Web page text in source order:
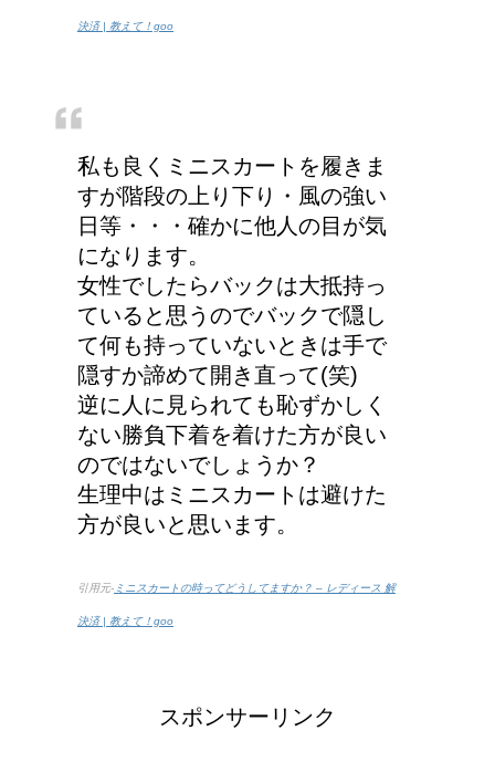
決済 | 教えて！goo
私も良くミニスカートを履きま
すが階段の上り下り・風の強い
日等・・・確かに他人の目が気
になります。
女性でしたらバックは大抵持っ
ていると思うのでバックで隠し
て何も持っていないときは手で
隠すか諦めて開き直って(笑)
逆に人に見られても恥ずかしく
ない勝負下着を着けた方が良い
のではないでしょうか？
生理中はミニスカートは避けた
方が良いと思います。
引用元- ミニスカートの時ってどうしてますか？ – レディース 解
決済 | 教えて！goo
スポンサーリンク